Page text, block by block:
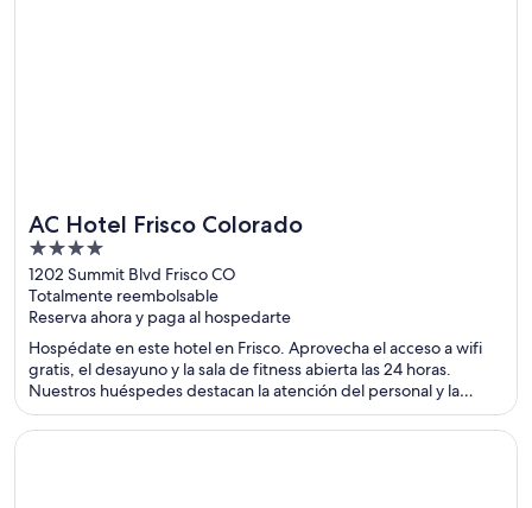
AC Hotel Frisco Colorado
4
out
of
5
1202 Summit Blvd Frisco CO
Totalmente reembolsable
Reserva ahora y paga al hospedarte
Hospédate en este hotel en Frisco. Aprovecha el acceso a wifi
gratis, el desayuno y la sala de fitness abierta las 24 horas.
Nuestros huéspedes destacan la atención del personal y la
limpieza de las habitaciones en sus opiniones. Estarás muy cerca
de atracciones como Dillon Reservoir y Walter Byron Park.
Se abre en una nueva ventana
Alyeska Resort